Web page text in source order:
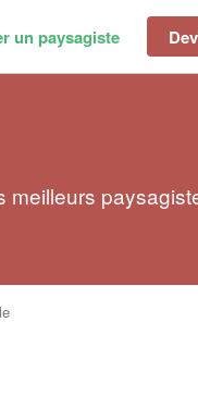
un paysagiste
meilleurs